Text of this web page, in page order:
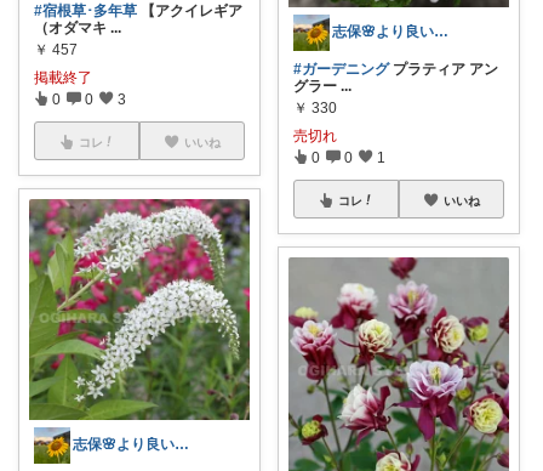
#宿根草･多年草 【アクイレギア
（オダマキ ...
￥ 457
掲載終了
0 0 3
コレ いいね
志保🌸より良い生活を！鳥取発〜👋
志保🌸より良い生活を！鳥取発〜👋
#ガーデニングプラティア アン
グラー ...
￥ 330
売切れ
0 0 1
コレ いいね